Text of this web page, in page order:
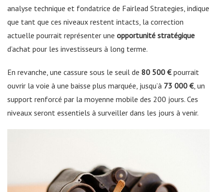
analyse technique et fondatrice de Fairlead Strategies, indique
que tant que ces niveaux restent intacts, la correction
actuelle pourrait représenter une opportunité stratégique
d’achat pour les investisseurs à long terme.
En revanche, une cassure sous le seuil de 80 500 € pourrait
ouvrir la voie à une baisse plus marquée, jusqu’à 73 000 € , un
support renforcé par la moyenne mobile des 200 jours. Ces
niveaux seront essentiels à surveiller dans les jours à venir.